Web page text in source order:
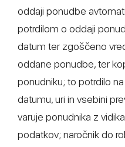
oddaji ponudbe
potrdilom o oddaji
datum ter zgoščeno
oddane ponudbe, ter
ponudniku; to potrdilo
datumu, uri in vsebini
varuje ponudnika z
podatkov; naročnik do